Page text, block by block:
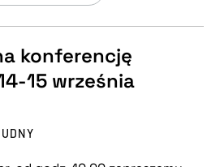
konferencję
15 września